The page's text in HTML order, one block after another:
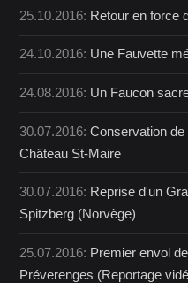
25.10.2016: Retour en force
24.10.2016: Une Fauvette
24.08.2016: Un Faucon
30.07.2016:Conservation
Château St-Maire
30.07.2016: Reprise d'un
Spitzberg (Norvège)
25.07.2016: Premier envol
Préverenges (Reportage